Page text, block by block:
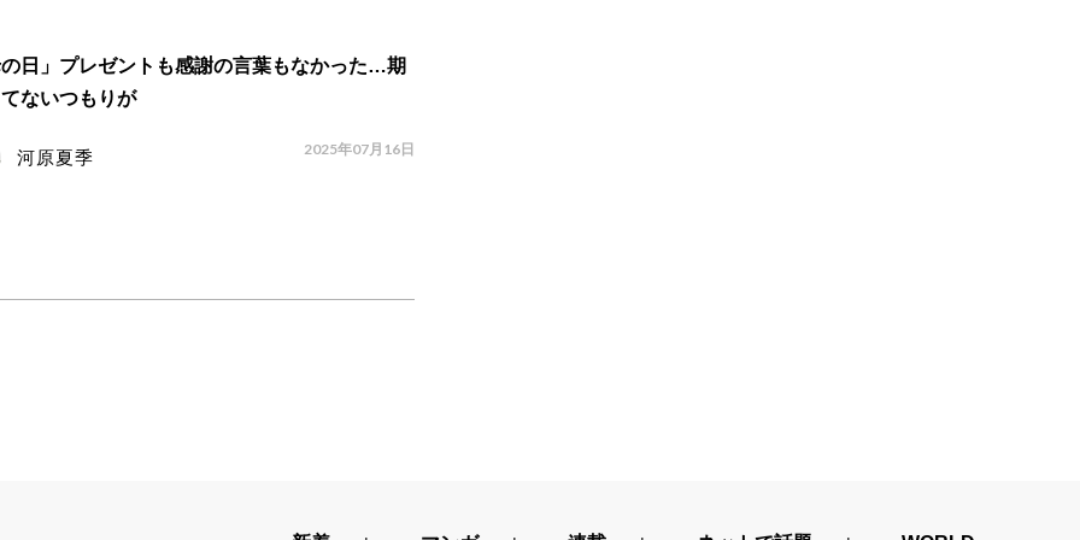
日」プレゼントも感謝の言葉もなかった…期
ないつもりが
河原夏季 2025年07月16日